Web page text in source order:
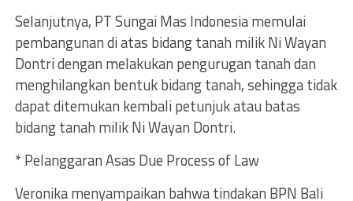
Selanjutnya, PT Sungai Mas Indonesia memulai
pembangunan di atas bidang tanah milik Ni Wayan
Dontri dengan melakukan pengurugan tanah dan
menghilangkan bentuk bidang tanah, sehingga tidak
dapat ditemukan kembali petunjuk atau batas
bidang tanah milik Ni Wayan Dontri.
* Pelanggaran Asas Due Process of Law
Veronika menyampaikan bahwa tindakan BPN Bali